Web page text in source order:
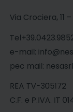
Via Crociera, 11
e-mail:
pec mail:
REA TV-305172
C.F. e P.IVA. IT